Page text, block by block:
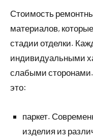
Стоимость
материалов,
стадии отделки.
индивидуальными
слабыми
это:
паркет.
изделия из